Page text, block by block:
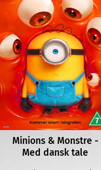
Minions & Monstre -
Med dansk tale